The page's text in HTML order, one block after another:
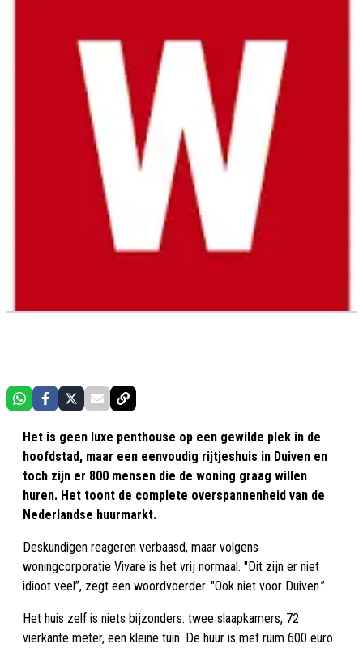
Het is geen luxe penthouse op een gewilde plek in de
hoofdstad, maar een eenvoudig rijtjeshuis in Duiven en
toch zijn er 800 mensen die de woning graag willen
huren. Het toont de complete overspannenheid van de
Nederlandse huurmarkt.
Deskundigen reageren verbaasd, maar volgens
woningcorporatie Vivare is het vrij normaal. "Dit zijn er niet
idioot veel”, zegt een woordvoerder. "Ook niet voor Duiven.”
Het huis zelf is niets bijzonders: twee slaapkamers, 72
vierkante meter, een kleine tuin. De huur is met ruim 600 euro